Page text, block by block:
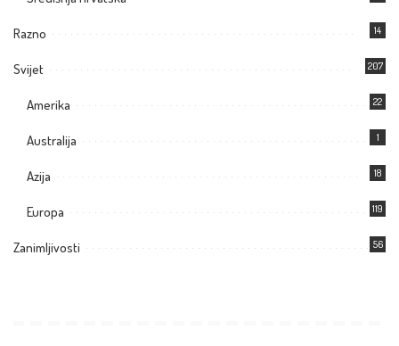
Razno 14
Svijet 207
Amerika 22
Australija 1
Azija 18
Europa 119
Zanimljivosti 56